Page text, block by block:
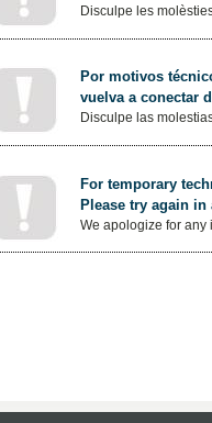
Disculpe les
Por motivos
vuelva a conectar
Disculpe las
For temporary
Please try again in
We apologize for any